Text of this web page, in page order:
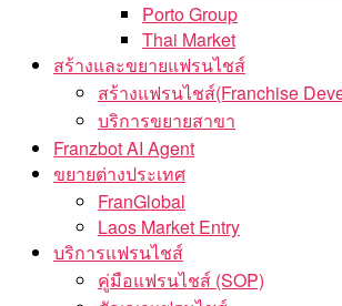
Porto Group
Thai Market
สร้างและขยายแฟรนไชส์
สร้างแฟรนไชส์(Franchise
บริการขยายสาขา
Franzbot AI Agent
ขยายต่างประเทศ
FranGlobal
Laos Market Entry
บริการแฟรนไชส์
คู่มือแฟรนไชส์ (SOP)